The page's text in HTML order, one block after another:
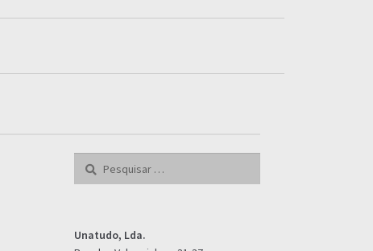
Pesquisar
Unatudo, Lda.